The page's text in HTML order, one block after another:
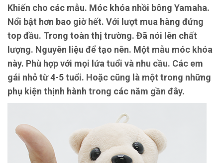
Khiến cho các mẫu. Móc khóa nhồi bông Yamaha.
Nổi bật hơn bao giờ hết. Với lượt mua hàng đứng
top đầu. Trong toàn thị trường. Đã nói lên chất
lượng. Nguyên liệu để tạo nên. Một mẫu móc khóa
này. Phù hợp với mọi lứa tuổi và nhu cầu. Các em
gái nhỏ từ 4-5 tuổi. Hoặc cũng là một trong những
phụ kiện thịnh hành trong các năm gần đây.